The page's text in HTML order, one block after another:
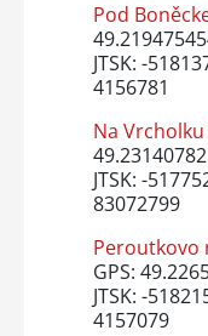
Pod
JTSK: -
4156781
Na
JTSK: -
83072799
Peroutkovo
GPS:
JTSK: -
4157079